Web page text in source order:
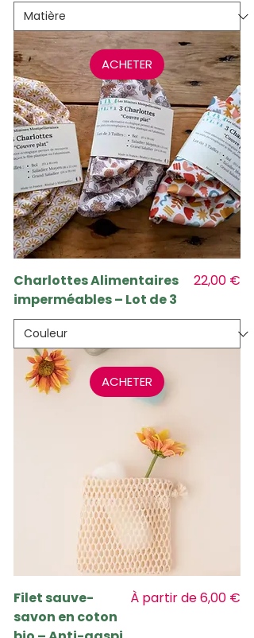
ACHETER
Charlottes Alimentaires
imperméables – Lot de 3
Prix
22,00 €
ACHETER
Filet sauve-
savon en coton
À partir de6,00 €
Prix promotionnel